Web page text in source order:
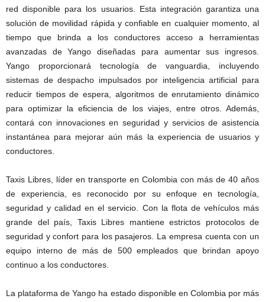
red disponible para los usuarios. Esta integración garantiza una
solución de movilidad rápida y confiable en cualquier momento, al
tiempo que brinda a los conductores acceso a herramientas
avanzadas de Yango diseñadas para aumentar sus ingresos.
Yango proporcionará tecnología de vanguardia, incluyendo
sistemas de despacho impulsados por inteligencia artificial para
reducir tiempos de espera, algoritmos de enrutamiento dinámico
para optimizar la eficiencia de los viajes, entre otros. Además,
contará con innovaciones en seguridad y servicios de asistencia
instantánea para mejorar aún más la experiencia de usuarios y
conductores.
Taxis Libres, líder en transporte en Colombia con más de 40 años
de experiencia, es reconocido por su enfoque en tecnología,
seguridad y calidad en el servicio. Con la flota de vehículos más
grande del país, Taxis Libres mantiene estrictos protocolos de
seguridad y confort para los pasajeros. La empresa cuenta con un
equipo interno de más de 500 empleados que brindan apoyo
continuo a los conductores.
La plataforma de Yango ha estado disponible en Colombia por más